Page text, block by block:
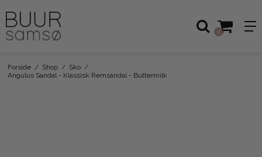
0
Forside / Shop / Sko /
Angulus Sandal - Klassisk Remsandal - Buttermilk